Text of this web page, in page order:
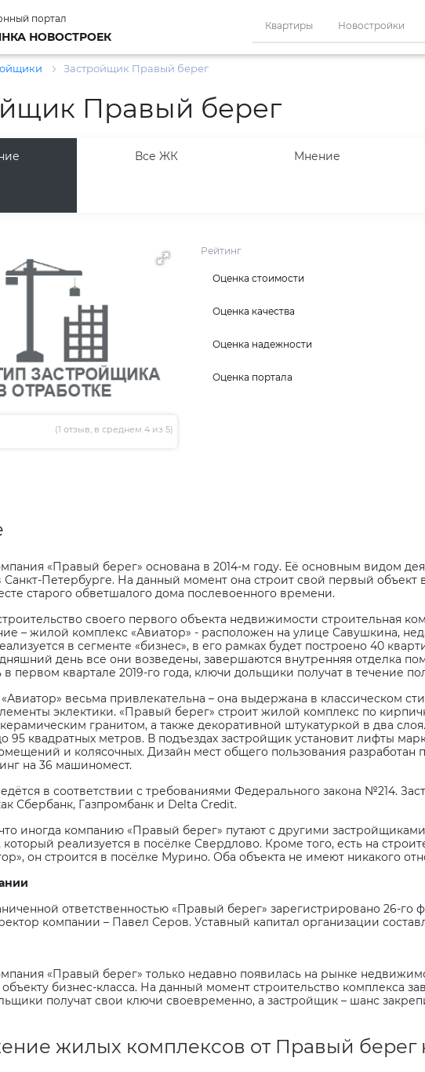
портал
НОВОСТРОЕК
Квартиры Новостройки
Застройщик Правый берег
Правый берег
Все ЖК Мнение
(1 отзыв, в среднем 4 из 5)
Рейтинг
Оценка стоимости
Оценка качества
Оценка надежности
Оценка портала
«Правый берег» основана в 2014-м году. Её основным видом
Петербурге. На данный момент она строит свой первый
старого обветшалого дома послевоенного времени.
своего первого объекта недвижимости строительная
– жилой комплекс «Авиатор» - расположен на улице Савушкина,
в сегменте «бизнес», в его рамках будет построено 40
день все они возведены, завершаются внутренняя отделка
в первом квартале 2019-го года, ключи дольщики получат в течение
весьма привлекательна – она выдержана в классическом
эклектики. «Правый берег» строит жилой комплекс по
гранитом, а также декоративной штукатуркой в два
95 квадратных метров. В подъездах застройщик установит лифты
и колясочных. Дизайн мест общего пользования разработан
на 36 машиномест.
в соответствии с требованиями Федерального закона №214.
Сбербанк, Газпромбанк и Delta Credit.
иногда компанию «Правый берег» путают с другими
реализуется в посёлке Свердлово. Кроме того, есть на
он строится в посёлке Мурино. Оба объекта не имеют никакого
ответственностью «Правый берег» зарегистрировано 26-го
компании – Павел Серов. Уставный капитал организации
«Правый берег» только недавно появилась на рынке
бизнес-класса. На данный момент строительство комплекса
получат свои ключи своевременно, а застройщик – шанс
жилых комплексов от Правый берег